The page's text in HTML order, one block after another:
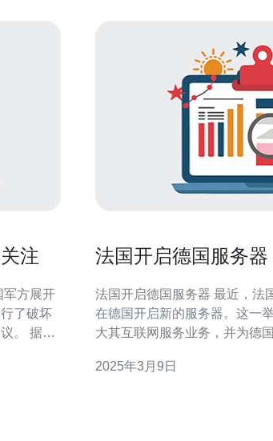
注
了破坏
据
了网络
法国开启德国服务器
法国开启德国服务器 最近，法国互联网服务提供商宣布将
在德国开启新的服务器。这一
大其互联网服务业务，并为德
2025年3月9日